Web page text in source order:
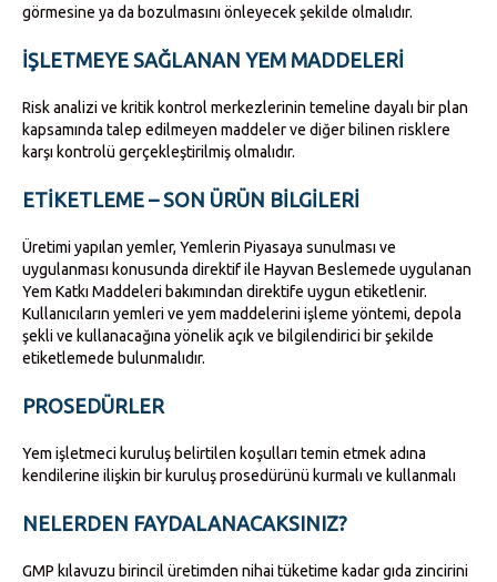
görmesine ya da bozulmasını önleyecek şekilde olmalıdır.
İŞLETMEYE SAĞLANAN YEM MADDELERI
Risk analizi ve kritik kontrol merkezlerinin temeline dayalı bir plan
kapsamında talep edilmeyen maddeler ve diğer bilinen risklere
karşı kontrolü gerçekleştirilmiş olmalıdır.
ETIKETLEME – SON ÜRÜN BILGILERI
Üretimi yapılan yemler, Yemlerin Piyasaya sunulması ve
uygulanması konusunda direktif ile Hayvan Beslemede uygulanan
Yem Katkı Maddeleri bakımından direktife uygun etiketlenir.
Kullanıcıların yemleri ve yem maddelerini işleme yöntemi, depola
şekli ve kullanacağına yönelik açık ve bilgilendirici bir şekilde
etiketlemede bulunmalıdır.
PROSEDÜRLER
Yem işletmeci kuruluş belirtilen koşulları temin etmek adına
kendilerine ilişkin bir kuruluş prosedürünü kurmalı ve kullanmalı
NELERDEN FAYDALANACAKSINIZ?
GMP kılavuzu birincil üretimden nihai tüketime kadar gıda zincirini